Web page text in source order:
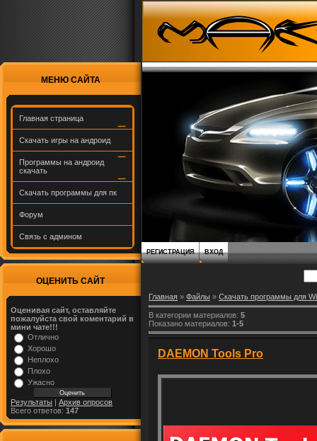
МЕНЮ САЙТА
Главная страница
Скачать игры на андроид
Программы на андроид
скачать
Скачать программы для пк
Форум
Связь с админом
ОЦЕНИТЬ САЙТ
Оценивая сайт, оставляйте
пожалуйста свой коментарий в
мини чате!!!
Отлично
Хорошо
Неплохо
Плохо
Ужасно
Результаты | Архив опросов
Всего ответов: 147
РЕГИСТРАЦИЯ ВХОД
Главная » Файлы » Скачать программы для
В категории материалов: 5
Показано материалов: 1-5
DAEMON Tools Pro